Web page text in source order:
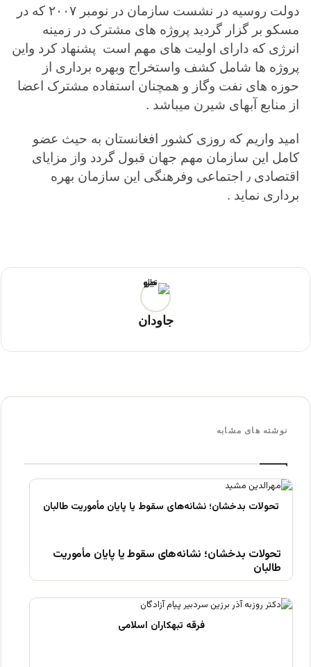
دولت روسیه در نشست سازمان در نومبر ۲۰۰۷ که در
مسکو بر گزار گردید پروژه های مشترک در زمینه
انرژی که دارای اولیت های مهم است پشنهاد کرد واین
پروژه ها شامل کشف واستخراج وبهره برداری از
حوزه های نفت وگاز و همچنان استفاده مشترک اعضا
از منابع آبهای شیرن میباشد .
امید واریم که روزی کشور افغانستان به حیث عضو
کامل این سازمان مهم جهان قبول گردد واز مزایای
اقتصادی ٫ اجتماعی وفرهنگی این سازمان بهره
برداری نماید .
جاودان
نوشته های مشابه
تحولات بدخشان؛ نشانه‌های سقوط یا پایان مأموریت
طالبان